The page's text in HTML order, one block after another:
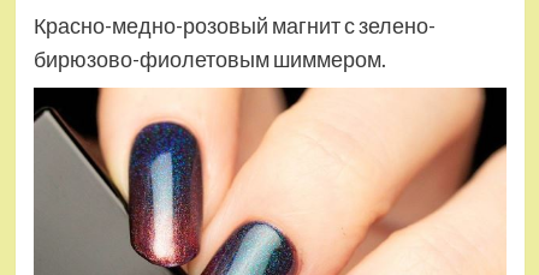
Красно-медно-розовый магнит с зелено-
бирюзово-фиолетовым шиммером.